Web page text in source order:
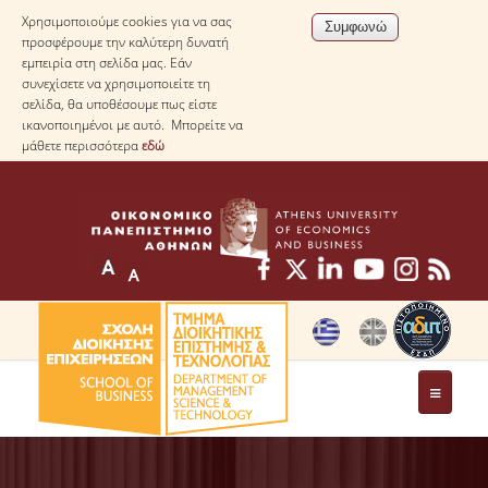
Χρησιμοποιούμε cookies για να σας
προσφέρουμε την καλύτερη δυνατή
εμπειρία στη σελίδα μας. Εάν
συνεχίσετε να χρησιμοποιείτε τη
σελίδα, θα υποθέσουμε πως είστε
ικανοποιημένοι με αυτό. Μπορείτε να
μάθετε περισσότεραεδώ
ΤΟ ΤΜΗΜΑ